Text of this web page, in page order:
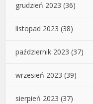
grudzień 2023 (36)
listopad 2023 (38)
październik 2023 (37)
wrzesień 2023 (39)
sierpień 2023 (37)